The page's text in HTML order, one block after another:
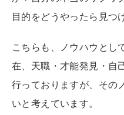
目的をどうやったら見つ
こちらも、ノウハウとし
在、天職・才能発見・自
行っておりますが、その
いと考えています。